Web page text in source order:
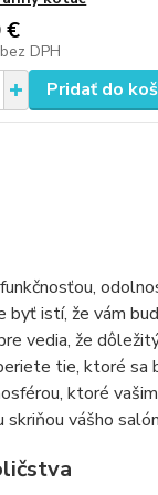
€
bez DPH
Pridať do
byť istí, že vám
vedia, že
tie, ktoré
ktoré
vášho